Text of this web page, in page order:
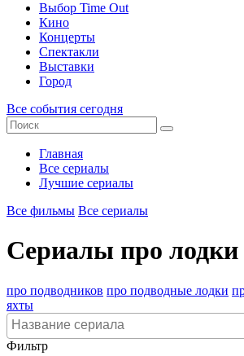
Выбор Time Out
Кино
Концерты
Спектакли
Выставки
Город
Все события сегодня
Главная
Все сериалы
Лучшие сериалы
Все фильмы Все сериалы
Сериалы про лодки
про подводников про подводные лодки
яхты
Фильтр